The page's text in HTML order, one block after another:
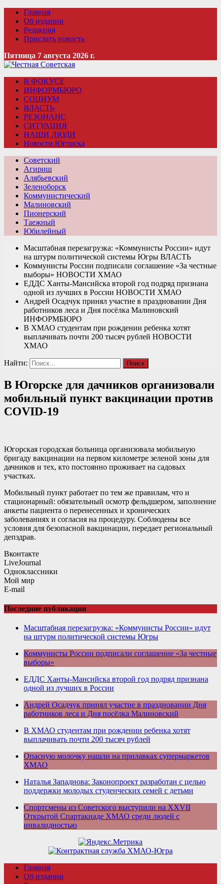
Главная
Об издании
Редакция
Прислать новость
Пятница 7 августа 2026 г.
В ФОКУСЕ
ИНФОРМБЮРО
СОЦИУМ
ВЛАСТЬ
РЕЗОНАНС
СИТУАЦИЯ
НАШИ ЛЮДИ
Новости Югорска
Советский
Агириш
Алябьевский
Зеленоборск
Коммунистический
Малиновский
Пионерский
Таежный
Юбилейный
Масштабная перезагрузка: «Коммунисты России» идут
на штурм политической системы Югры ВЛАСТЬ
Коммунисты России подписали соглашение «За честные
выборы» НОВОСТИ ХМАО
ЕДДС Ханты-Мансийска второй год подряд признана
одной из лучших в России НОВОСТИ ХМАО
Андрей Осадчук принял участие в праздновании Дня
работников леса и Дня посёлка Малиновский
ИНФОРМБЮРО
В ХМАО студентам при рождении ребенка хотят
выплачивать почти 200 тысяч рублей НОВОСТИ
ХМАО
Найти:
В Югорске для дачников организовали
мобильный пункт вакцинации против
COVID-19
Югорская городская больница организовала мобильную
бригаду вакцинации на первом километре зеленой зоны для
дачников и тех, кто постоянно проживает на садовых
участках.
Мобильный пункт работает по тем же правилам, что и
стационарный: обязательный осмотр фельдшером, заполнение
анкеты пациента о перенесенных и хронических
заболеваниях и согласия на процедуру. Соблюдены все
условия для безопасной вакцинации, передает региональный
депздрав.
Вконтакте
LiveJournal
Одноклассники
Мой мир
E-mail
Последние публикации
Масштабная перезагрузка: «Коммунисты России» идут
на штурм политической системы Югры
Коммунисты России подписали соглашение «За честные
выборы»
ЕДДС Ханты-Мансийска второй год подряд признана
одной из лучших в России
Андрей Осадчук принял участие в праздновании Дня
работников леса и Дня посёлка Малиновский
В ХМАО студентам при рождении ребенка хотят
выплачивать почти 200 тысяч рублей
Опасную молочку нашли на прилавках супермаркетов
ХМАО
Наталья Западнова: Законопроект разработан с целью
поддержки молодых студенческих семей с детьми
Спортсмены из Советского выступили на XXVII
Открытой Спартакиаде ХМАО среди людей с
инвалидностью
Главная
Об издании